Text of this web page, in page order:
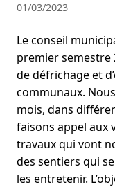
01/03/2023
Le conseil
premier semestre
de défrichage et
communaux.
mois, dans
faisons appel aux
travaux qui vont
des sentiers qui
les entretenir.